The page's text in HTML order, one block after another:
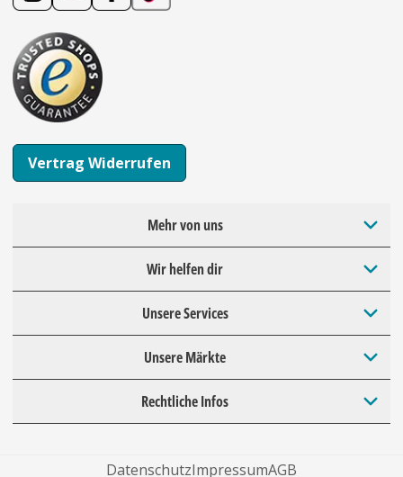
Vertrag Widerrufen
Mehr von uns
Wir helfen dir
Unsere Services
Unsere Märkte
Rechtliche Infos
DatenschutzImpressumAGB